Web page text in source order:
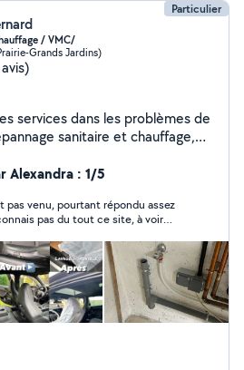
Particulier
/ VMC/
Grands Jardins)
services dans les problèmes de
sanitaire et chauffage,
Alexandra : 1/5
pas venu, pourtant répondu assez
pas du tout ce site, à voir…